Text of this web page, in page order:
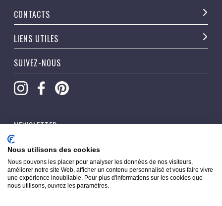
CONTACTS
LIENS UTILES
SUIVEZ-NOUS
NEWSLETTER
Nous utilisons des cookies
Nous pouvons les placer pour analyser les données de nos visiteurs,
améliorer notre site Web, afficher un contenu personnalisé et vous faire vivre
une expérience inoubliable. Pour plus d'informations sur les cookies que
nous utilisons, ouvrez les paramètres.